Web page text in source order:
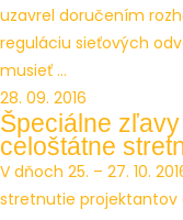
uzavrel doručením
reguláciu sieťových
musieť ...
28. 09. 2016
Špeciálne
celoštátne
V dňoch 25. – 27. 10.
stretnutie projektantov